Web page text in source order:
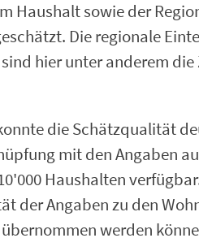
Haushalt sowie der
Die regionale
hier unter anderem
die Schätzqualität
mit den Angaben
Haushalten
der Angaben zu den
werden